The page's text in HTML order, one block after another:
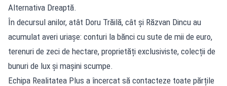
Alternativa Dreaptă.
În decursul anilor, atât Doru Trăilă, cât și Răzvan Dincu au
acumulat averi uriașe: conturi la bănci cu sute de mii de euro,
terenuri de zeci de hectare, proprietăți exclusiviste, colecții de
bunuri de lux și mașini scumpe.
Echipa Realitatea Plus a încercat să contacteze toate părțile